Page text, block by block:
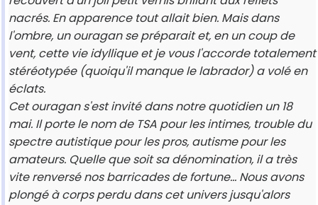
nacrés. En apparence tout allait bien. Mais dans
l'ombre, un ouragan se préparait et, en un coup de
vent, cette vie idyllique et je vous l'accorde totalement
stéréotypée (quoiqu'il manque le labrador) a volé en
éclats.
Cet ouragan s'est invité dans notre quotidien un 18
mai. Il porte le nom de TSA pour les intimes, troubledu
spectre autistique pour les pros, autisme pour les
amateurs. Quelle que soit sa dénomination, il a très
vite renversé nos barricades de fortune... Nous avons
plongé à corps perdu dans cet univers jusqu'alors